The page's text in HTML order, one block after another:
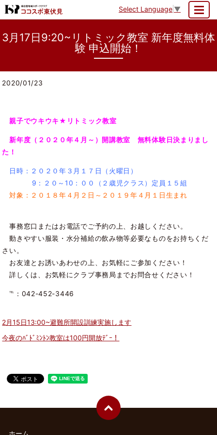
Select Language ▼
3月17日9:20~リトミック教室 新年度無料体
験 申込開始！
2020/01/23
親子でウキウキ★リトミック教室
新年度（２０２０年４月～）開講教室 無料体験日決まりまし
た！
日時：２０２０年３月１７日（火曜日）
9：２０～10：００（２歳児クラス）定員１５組
対象：２０１８年４月２日～２０１９年４月１日生まれ
事務窓口またはお電話でご予約の上、お越しください。
動きやすい服装・水分補給の飲み物等必要なものをお持ちくだ
さい。
お友達とお誘いあわせの上、お気軽にご参加ください！
詳しくは、お気軽にクラブ事務局までお問合せください！
℡：042-452-3446
2月15日13:00~避難所開設訓練実施します
今夜のﾊﾞﾄﾞﾐﾝﾄﾝ教室は100円開放ﾃﾞｰ！
ホーム